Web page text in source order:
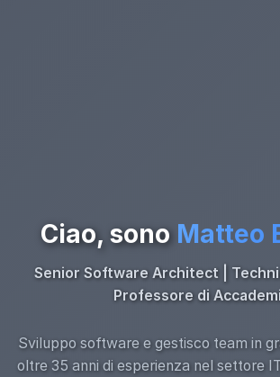
Ciao, sono Matteo
Senior Software Architect |
Professore di
Sviluppo software e gestisco team in
oltre 35 anni di esperienza nel settore